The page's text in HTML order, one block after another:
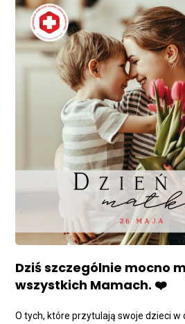
Dziś szczególnie mocno
wszystkich Mamach. ❤️
O tych, które przytulają swoje dzieci w